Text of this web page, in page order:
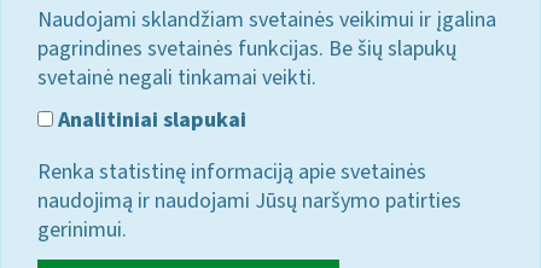
Naudojami sklandžiam svetainės veikimui ir įgalina
pagrindines svetainės funkcijas. Be šių slapukų
svetainė negali tinkamai veikti.
Analitiniai slapukai
Renka statistinę informaciją apie svetainės
naudojimą ir naudojami Jūsų naršymo patirties
gerinimui.